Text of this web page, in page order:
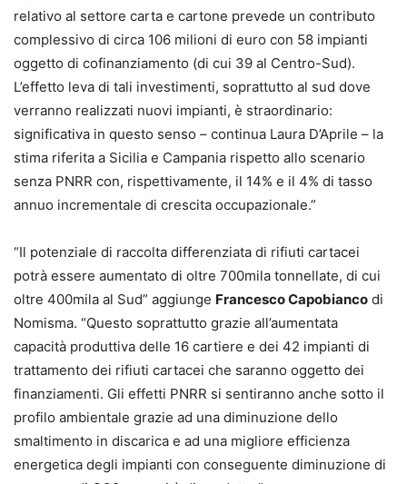
relativo al settore carta e cartone prevede un contributo
complessivo di circa 106 milioni di euro con 58 impianti
oggetto di cofinanziamento (di cui 39 al Centro-Sud).
L’effetto leva di tali investimenti, soprattutto al sud dove
verranno realizzati nuovi impianti, è straordinario:
significativa in questo senso – continua Laura D’Aprile – la
stima riferita a Sicilia e Campania rispetto allo scenario
senza PNRR con, rispettivamente, il 14% e il 4% di tasso
annuo incrementale di crescita occupazionale.”
“Il potenziale di raccolta differenziata di rifiuti cartacei
potrà essere aumentato di oltre 700mila tonnellate, di cui
oltre 400mila al Sud” aggiunge Francesco Capobianco di
Nomisma. “Questo soprattutto grazie all’aumentata
capacità produttiva delle 16 cartiere e dei 42 impianti di
trattamento dei rifiuti cartacei che saranno oggetto dei
finanziamenti. Gli effetti PNRR si sentiranno anche sotto il
profilo ambientale grazie ad una diminuzione dello
smaltimento in discarica e ad una migliore efficienza
energetica degli impianti con conseguente diminuzione di